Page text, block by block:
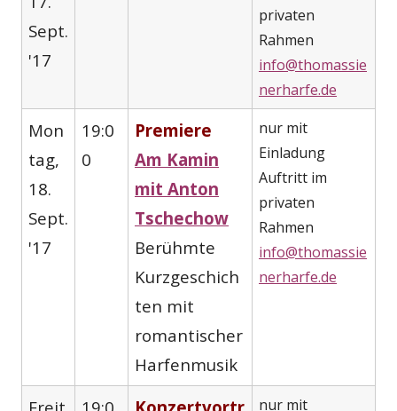
Sept.
'17
privaten
Rahmen
info@thomassie
nerharfe.de
Mon
tag,
18.
Sept.
'17
19:0
0
Premiere
Am Kamin
mit Anton
Tschechow
Berühmte
Kurzgeschich
ten mit
romantischer
Harfenmusik
nur mit
Einladung
Auftritt im
privaten
Rahmen
info@thomassie
nerharfe.de
Freit 19:0 Konzertvortr nur mit